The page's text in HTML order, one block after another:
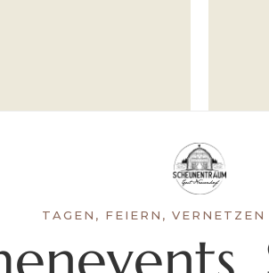
TAGEN, FEIERN, VERNETZEN